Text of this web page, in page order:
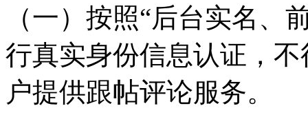
（一）按照“后台实名、
行真实身份信息认证，
户提供跟帖评论服务。